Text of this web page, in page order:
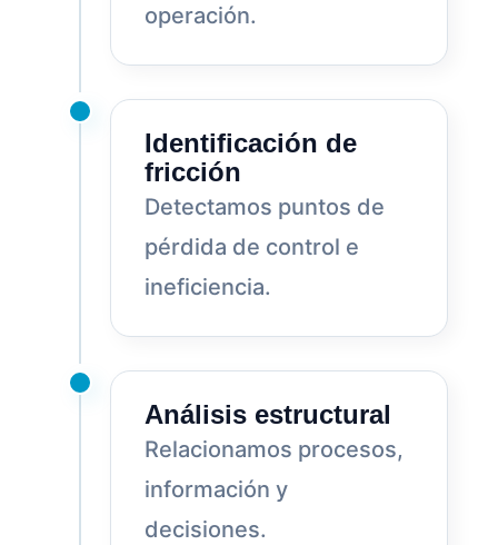
operación.
Identificación de
fricción
Detectamos puntos de
pérdida de control e
ineficiencia.
Análisis estructural
Relacionamos procesos,
información y
decisiones.